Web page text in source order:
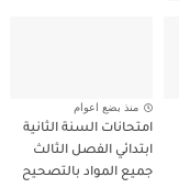
منذ بضع اعوام
امتحانات السنة الثانية
ابتدائي الفصل الثالث
جميع المواد بالتصحيح